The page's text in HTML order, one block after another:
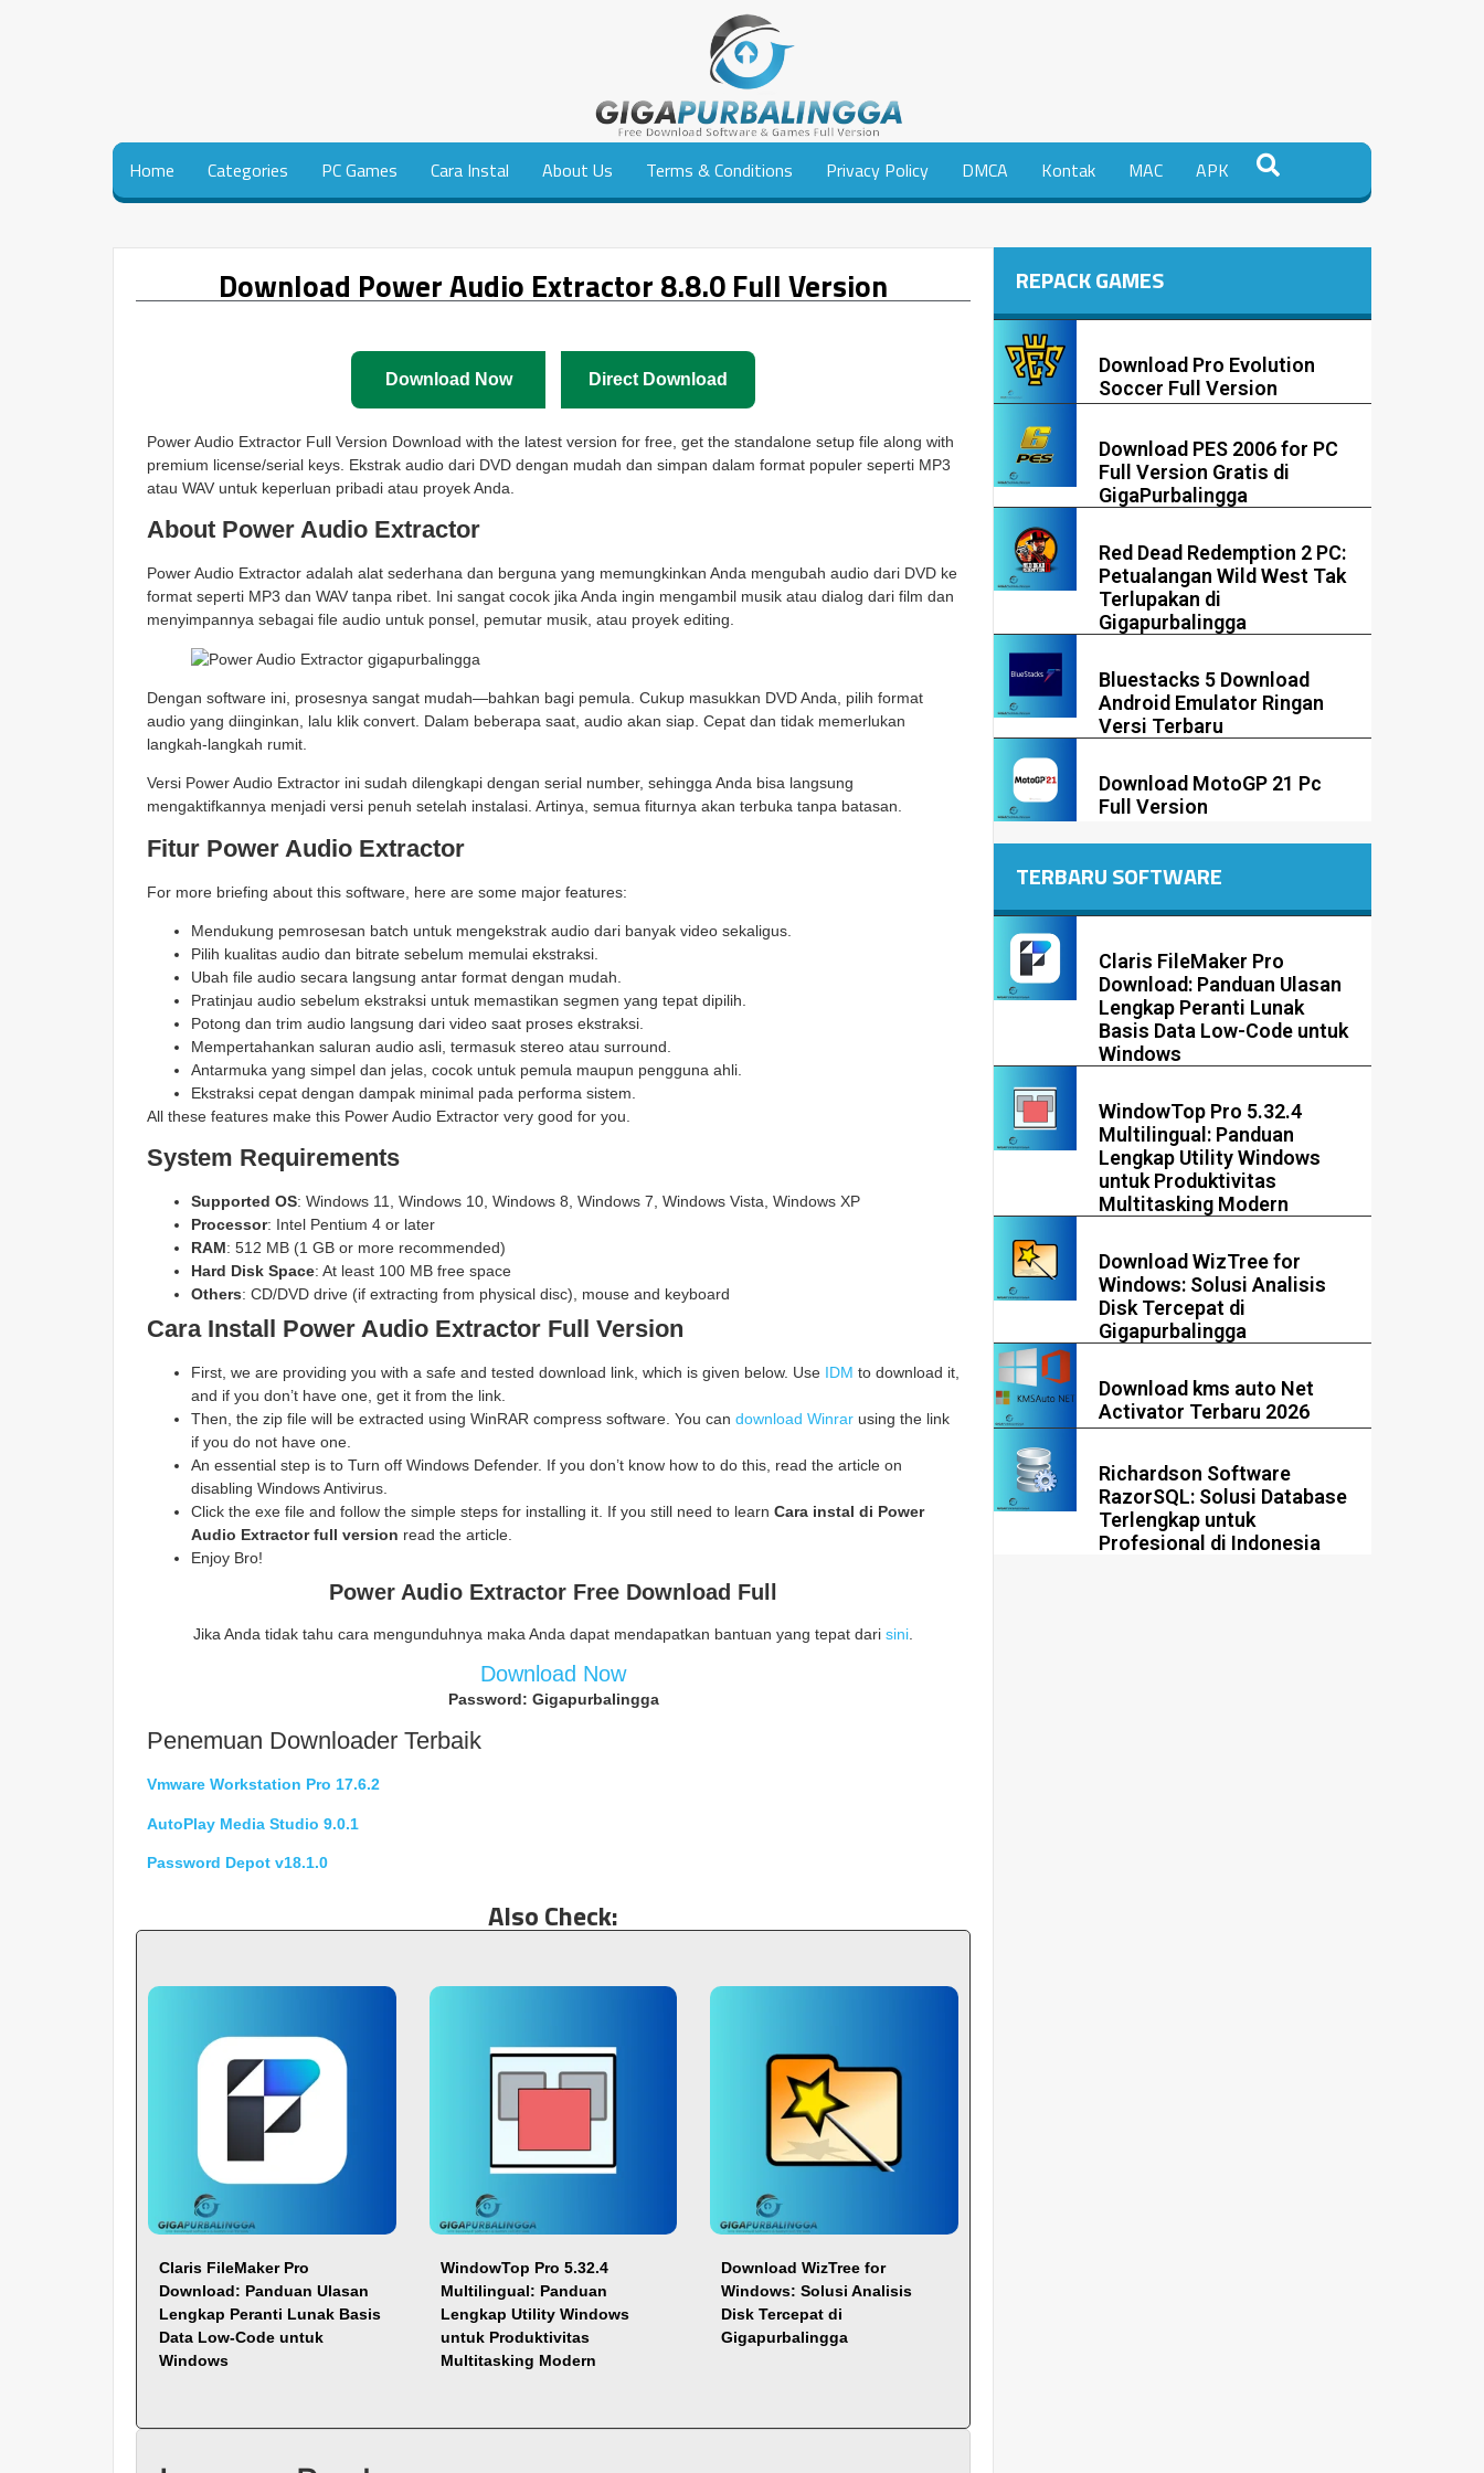
Home Categories PC Games Cara Instal About Us Terms & Conditions Privacy Policy DMCA Kontak MAC APK
Download Power Audio Extractor 8.8.0 Full Version
Download Now Direct Download
Power Audio Extractor Full Version Download with the latest version for free, get the standalone setup file along with
premium license/serial keys. Ekstrak audio dari DVD dengan mudah dan simpan dalam format populer seperti MP3
atau WAV untuk keperluan pribadi atau proyek Anda.
About Power Audio Extractor
Power Audio Extractor adalah alat sederhana dan berguna yang memungkinkan Anda mengubah audio dari DVD ke
format seperti MP3 dan WAV tanpa ribet. Ini sangat cocok jika Anda ingin mengambil musik atau dialog dari film dan
menyimpannya sebagai file audio untuk ponsel, pemutar musik, atau proyek editing.
Dengan software ini, prosesnya sangat mudah—bahkan bagi pemula. Cukup masukkan DVD Anda, pilih format
audio yang diinginkan, lalu klik convert. Dalam beberapa saat, audio akan siap. Cepat dan tidak memerlukan
langkah-langkah rumit.
Versi Power Audio Extractor ini sudah dilengkapi dengan serial number, sehingga Anda bisa langsung
mengaktifkannya menjadi versi penuh setelah instalasi. Artinya, semua fiturnya akan terbuka tanpa batasan.
Fitur Power Audio Extractor
For more briefing about this software, here are some major features:
Mendukung pemrosesan batch untuk mengekstrak audio dari banyak video sekaligus.
Pilih kualitas audio dan bitrate sebelum memulai ekstraksi.
Ubah file audio secara langsung antar format dengan mudah.
Pratinjau audio sebelum ekstraksi untuk memastikan segmen yang tepat dipilih.
Potong dan trim audio langsung dari video saat proses ekstraksi.
Mempertahankan saluran audio asli, termasuk stereo atau surround.
Antarmuka yang simpel dan jelas, cocok untuk pemula maupun pengguna ahli.
Ekstraksi cepat dengan dampak minimal pada performa sistem.
All these features make this Power Audio Extractor very good for you.
System Requirements
Supported OS: Windows 11, Windows 10, Windows 8, Windows 7, Windows Vista, Windows XP
Processor: Intel Pentium 4 or later
RAM: 512 MB (1 GB or more recommended)
Hard Disk Space: At least 100 MB free space
Others: CD/DVD drive (if extracting from physical disc), mouse and keyboard
Cara Install Power Audio Extractor Full Version
First, we are providing you with a safe and tested download link, which is given below. Use IDM to download it,
and if you don’t have one, get it from the link.
Then, the zip file will be extracted using WinRAR compress software. You can download Winrar using the link
if you do not have one.
An essential step is to Turn off Windows Defender. If you don’t know how to do this, read the article on
disabling Windows Antivirus.
Click the exe file and follow the simple steps for installing it. If you still need to learn Cara instal di Power
Audio Extractor full version read the article.
Enjoy Bro!
Power Audio Extractor Free Download Full
Jika Anda tidak tahu cara mengunduhnya maka Anda dapat mendapatkan bantuan yang tepat dari sini.
Download Now
Password: Gigapurbalingga
Penemuan Downloader Terbaik
Vmware Workstation Pro 17.6.2
AutoPlay Media Studio 9.0.1
Password Depot v18.1.0
Also Check:
Claris FileMaker Pro
Download: Panduan Ulasan
Lengkap Peranti Lunak Basis
Data Low-Code untuk
Windows
WindowTop Pro 5.32.4
Multilingual: Panduan
Lengkap Utility Windows
untuk Produktivitas
Multitasking Modern
Download WizTree for
Windows: Solusi Analisis
Disk Tercepat di
Gigapurbalingga
REPACK GAMES
Download Pro Evolution
Soccer Full Version
Download PES 2006 for PC
Full Version Gratis di
GigaPurbalingga
Red Dead Redemption 2 PC:
Petualangan Wild West Tak
Terlupakan di
Gigapurbalingga
Bluestacks 5 Download
Android Emulator Ringan
Versi Terbaru
Download MotoGP 21 Pc
Full Version
TERBARU SOFTWARE
Claris FileMaker Pro
Download: Panduan Ulasan
Lengkap Peranti Lunak
Basis Data Low-Code untuk
Windows
WindowTop Pro 5.32.4
Multilingual: Panduan
Lengkap Utility Windows
untuk Produktivitas
Multitasking Modern
Download WizTree for
Windows: Solusi Analisis
Disk Tercepat di
Gigapurbalingga
Download kms auto Net
Activator Terbaru 2026
Richardson Software
RazorSQL: Solusi Database
Terlengkap untuk
Profesional di Indonesia